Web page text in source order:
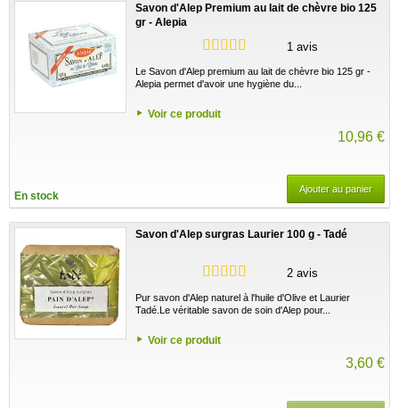
Savon d'Alep Premium au lait de chèvre bio 125
gr - Alepia
1 avis
Le Savon d'Alep premium au lait de chèvre bio 125 gr -
Alepia permet d'avoir une hygiène du...
Voir ce produit
10,96 €
En stock
Ajouter au panier
Savon d'Alep surgras Laurier 100 g - Tadé
2 avis
Pur savon d'Alep naturel à l'huile d'Olive et Laurier
Tadé.Le véritable savon de soin d'Alep pour...
Voir ce produit
3,60 €